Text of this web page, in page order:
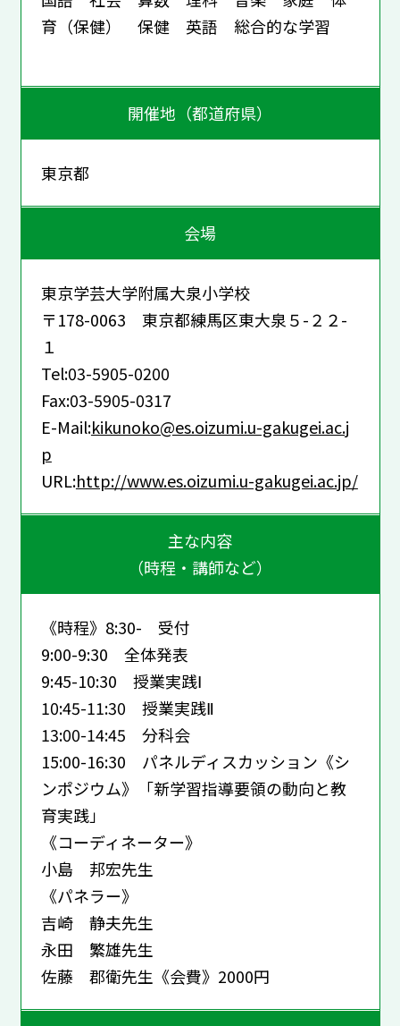
育（保健） 保健 英語 総合的な学習
開催地（都道府県）
東京都
会場
東京学芸大学附属大泉小学校
〒178-0063 東京都練馬区東大泉５-２２-
１
Tel:03-5905-0200
Fax:03-5905-0317
E-Mail:kikunoko@es.oizumi.u-gakugei.ac.j
p
URL:http://www.es.oizumi.u-gakugei.ac.jp/
主な内容
（時程・講師など）
《時程》8:30- 受付
9:00-9:30 全体発表
9:45-10:30 授業実践Ⅰ
10:45-11:30 授業実践Ⅱ
13:00-14:45 分科会
15:00-16:30 パネルディスカッション《シ
ンポジウム》
「新学習指導要領の動向と教
育実践」
《コーディネーター》
小島 邦宏先生
《パネラー》
吉崎 静夫先生
永田 繁雄先生
佐藤 郡衛先生 《会費》2000円